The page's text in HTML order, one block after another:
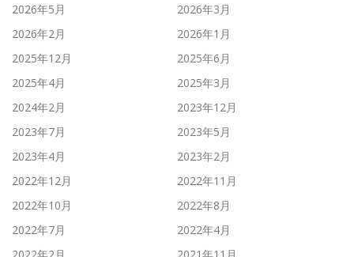
2026年5月
2026年3月
2026年2月
2026年1月
2025年12月
2025年6月
2025年4月
2025年3月
2024年2月
2023年12月
2023年7月
2023年5月
2023年4月
2023年2月
2022年12月
2022年11月
2022年10月
2022年8月
2022年7月
2022年4月
2022年2月
2021年11月